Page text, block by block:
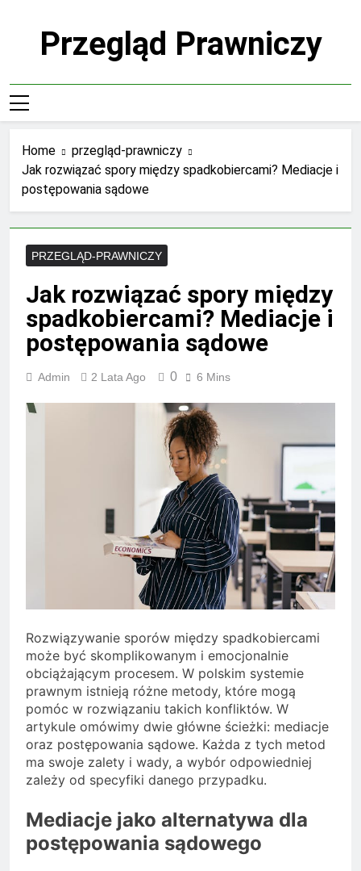
Przegląd Prawniczy
Home
przegląd-prawniczy
Jak rozwiązać spory między spadkobiercami? Mediacje i
postępowania sądowe
PRZEGLĄD-PRAWNICZY
Jak rozwiązać spory między
spadkobiercami? Mediacje i
postępowania sądowe
Admin 2 Lata Ago 0 6 Mins
Rozwiązywanie sporów między spadkobiercami
może być skomplikowanym i emocjonalnie
obciążającym procesem. W polskim systemie
prawnym istnieją różne metody, które mogą
pomóc w rozwiązaniu takich konfliktów. W
artykule omówimy dwie główne ścieżki: mediacje
oraz postępowania sądowe. Każda z tych metod
ma swoje zalety i wady, a wybór odpowiedniej
zależy od specyfiki danego przypadku.
Mediacje jako alternatywa dla
postępowania sądowego